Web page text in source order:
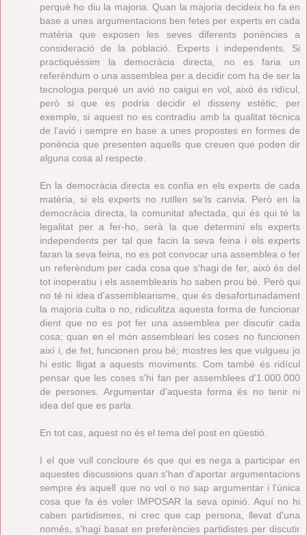
perquè ho diu la majoria. Quan la majoria decideix ho fa en
base a unes argumentacions ben fetes per experts en cada
matèria que exposen les seves diferents ponències a
consideració de la població. Experts i independents. Si
practiquéssim la democràcia directa, no es faria un
referèndum o una assemblea per a decidir com ha de ser la
tecnologia perquè un avió no caigui en vol, això és ridícul,
però si que es podria decidir el disseny estètic, per
exemple, si aquest no es contradiu amb la qualitat tècnica
de l'avió i sempre en base a unes propostes en formes de
ponència que presenten aquells que creuen que poden dir
alguna cosa al respecte.
En la democràcia directa es confia en els experts de cada
matèria, si els experts no rutllen se'ls canvia. Però en la
democràcia directa, la comunitat afectada, qui és qui té la
legalitat per a fer-ho, serà la que determini els experts
independents per tal que facin la seva feina i els experts
faran la seva feina, no es pot convocar una assemblea o fer
un referèndum per cada cosa que s'hagi de fer, això és del
tot inoperatiu i els assemblearis ho saben prou bé. Però qui
no té ni idea d'assemblearisme, que és desafortunadament
la majoria culta o no, ridiculitza aquesta forma de funcionar
dient que no es pot fer una assemblea per discutir cada
cosa; quan en el món assembleari les coses no funcionen
així i, de fet, funcionen prou bé; mostres les que vulgueu jo
hi estic lligat a aquests moviments. Com també és ridícul
pensar que les coses s'hi fan per assemblees d'1.000.000
de persones. Argumentar d'aquesta forma és no tenir ni
idea del que es parla.
En tot cas, aquest no és el tema del post en qüestió.
I el que vull concloure és que qui es nega a participar en
aquestes discussions quan s'han d'aportar argumentacions
sempre és aquell que no vol o no sap argumentar i l'única
cosa que fa és voler IMPOSAR la seva opinió. Aquí no hi
caben partidismes, ni crec que cap persona, llevat d'una
només, s'hagi basat en preferències partidistes per discutir